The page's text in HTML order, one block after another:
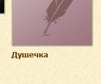
Душечка